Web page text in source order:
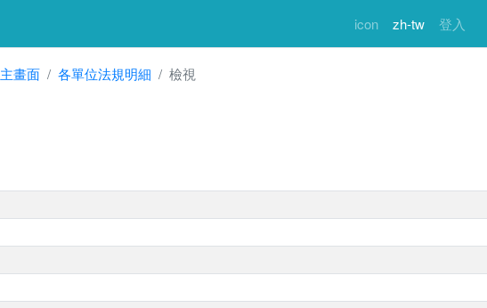
icon zh-tw 登入
主畫面 各單位法規明細 檢視